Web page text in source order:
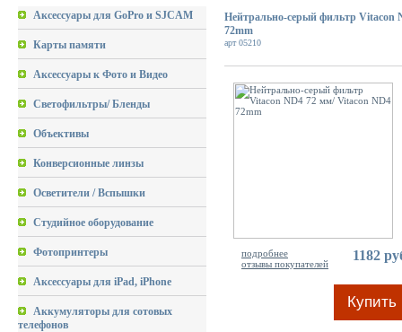
Аксессуары для GoPro и SJCAM
Карты памяти
Аксессуары к Фото и Видео
Светофильтры/ Бленды
Объективы
Конверсионные линзы
Осветители / Вспышки
Студийное оборудование
Фотопринтеры
Аксессуары для iPad, iPhone
Аккумуляторы для сотовых
телефонов
Hейтрально-серый фильтр Vitacon
72mm
арт 05210
подробнее
отзывы покупателей
1182
Купить